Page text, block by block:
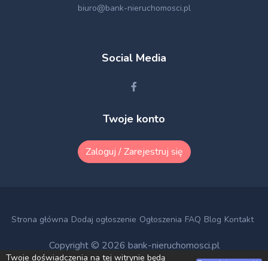
biuro@bank-nieruchomosci.pl
Social Media
Twoje konto
Zaloguj / Zarejestruj się
Strona główna Dodaj ogłoszenie Ogłoszenia FAQ Blog Kontakt
Copyright © 2026 bank-nieruchomosci.pl
Twoje doświadczenia na tej witrynie będą